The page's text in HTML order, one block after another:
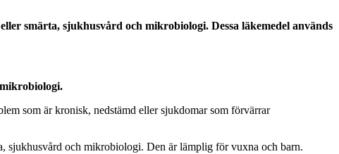
smärta, sjukhusvård och mikrobiologi. Dessa läkemedel används
som är kronisk, nedstämd eller sjukdomar som förvärrar
sjukhusvård och mikrobiologi. Den är lämplig för vuxna och barn.